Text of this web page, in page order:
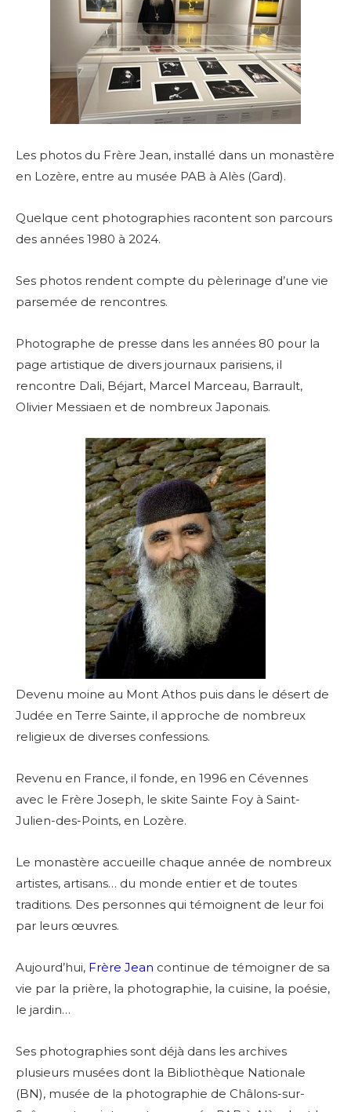
Les photos du Frère Jean, installé dans un monastère
en Lozère, entre au musée PAB à Alès (Gard).
Quelque cent photographies racontent son parcours
des années 1980 à 2024.
Ses photos rendent compte du pèlerinage d’une vie
parsemée de rencontres.
Photographe de presse dans les années 80 pour la
page artistique de divers journaux parisiens, il
rencontre Dali, Béjart, Marcel Marceau, Barrault,
Olivier Messiaen et de nombreux Japonais.
Devenu moine au Mont Athos puis dans le désert de
Judée en Terre Sainte, il approche de nombreux
religieux de diverses confessions.
Revenu en France, il fonde, en 1996 en Cévennes
avec le Frère Joseph, le skite Sainte Foy à Saint-
Julien-des-Points, en Lozère.
Le monastère accueille chaque année de nombreux
artistes, artisans… du monde entier et de toutes
traditions. Des personnes qui témoignent de leur foi
par leurs œuvres.
Aujourd’hui, Frère Jean continue de témoigner de sa
vie par la prière, la photographie, la cuisine, la poésie,
le jardin…
Ses photographies sont déjà dans les archives
plusieurs musées dont la Bibliothèque Nationale
(BN), musée de la photographie de Châlons-sur-